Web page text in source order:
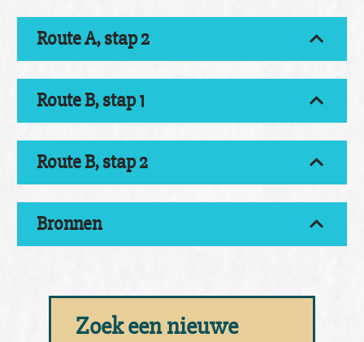
Route A, stap 2
Route B, stap 1
Route B, stap 2
Bronnen
Zoek een nieuwe